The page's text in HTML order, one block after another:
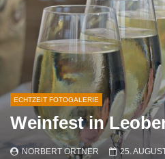
ECHTZEIT FOTOGALERIE
Weinfest in
NORBERT ORTNER 25.